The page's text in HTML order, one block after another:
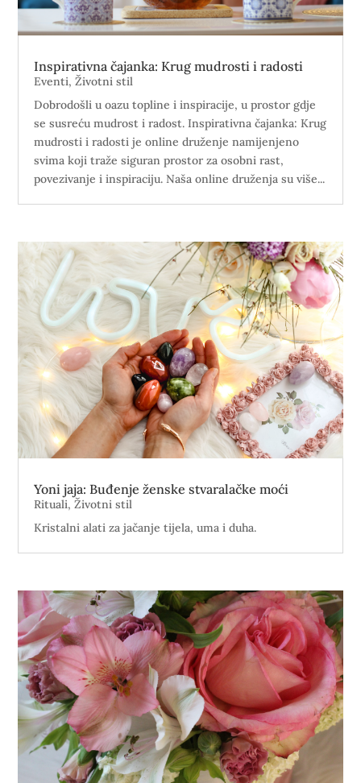
Inspirativna čajanka: Krug mudrosti i radosti
Eventi,Životni stil
Dobrodošli u oazu topline i inspiracije, u prostor gdje
se susreću mudrost i radost. Inspirativna čajanka: Krug
mudrosti i radosti je online druženje namijenjeno
svima koji traže siguran prostor za osobni rast,
povezivanje i inspiraciju. Naša online druženja su više...
Yoni jaja: Buđenje ženske stvaralačke moći
Rituali,Životni stil
Kristalni alati za jačanje tijela, uma i duha.